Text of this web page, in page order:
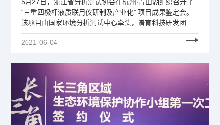
5月27日，浙江省分析测试协会在杭州·青山湖组织召开了
“三重四极杆液质联用仪研制及产业化” 项目成果鉴定会。
该项目由国家环境分析测试中心牵头，谱育科技研发团队
(聚光科技自孵化子公司-实验室板块高端科学仪器平台）承
担了其中的仪器研发及产业化工作。
2021-06-04